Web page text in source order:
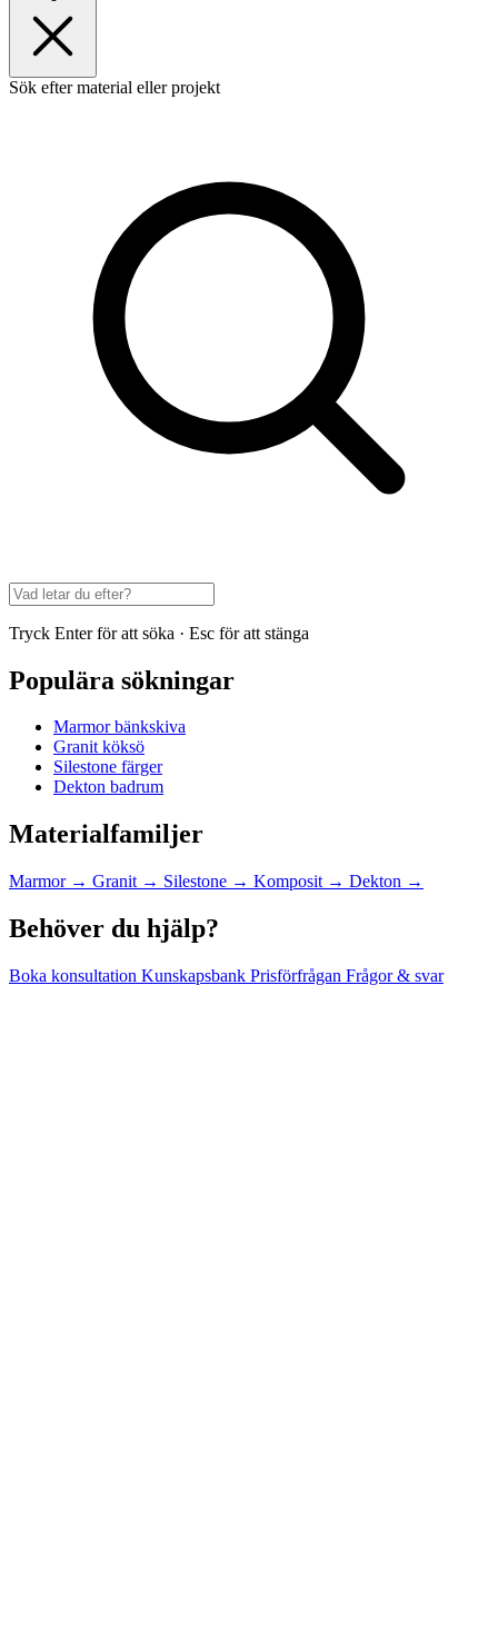
Sök efter material eller projekt
Tryck Enter för att söka · Esc för att stänga
Populära sökningar
Marmor bänkskiva
Granit köksö
Silestone färger
Dekton badrum
Materialfamiljer
Marmor → Granit → Silestone → Komposit → Dekton →
Behöver du hjälp?
Boka konsultation Kunskapsbank Prisförfrågan Frågor & svar